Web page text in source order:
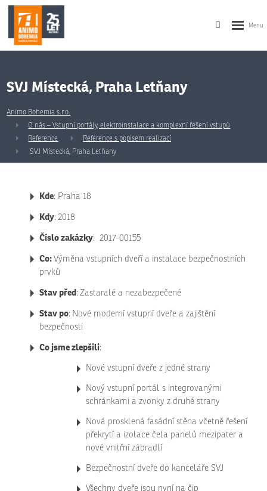
SVJ Místecká, Praha Letňany
Animo Bohemia s.r.o.
O nás – Vstupní portály, elektroinstalace a komplexní řešení vstupů
Reference
Reference s popisem realizací
SVJ Místecká, Praha Letňany
Kde: Praha 18
Kdy:2018
Číslo zakázky: 2017-00155
Co:Výměna vstupních dveří a instalace bezpečnostních
prvků
Stav před:Zastaralé a nezabezpečené
Stav po: Nové moderní vstupní dveře a zajištění
bezpečnosti
Co jsme zlepšili:
Nové vstupní dveře z jedné strany
Nový vstupní portál s integrovanými
schránkami a zvonky z druhé strany
Nová prosklená fasádní stěna včetně řešení
překrytí a izolace čela panelů mezipater a
nové vnitřní zábradlí
Bezpečnostní dveře do kanceláře SVJ
Všechny dveře jsou nyní na čip